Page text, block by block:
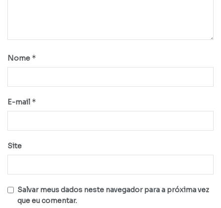
Nome *
E-mail *
Site
Salvar meus dados neste navegador para a próxima vez
que eu comentar.